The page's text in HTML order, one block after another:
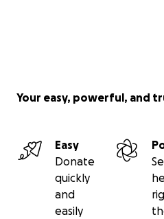
Your easy, powerful, and
Easy
Donate
quickly
and
easily